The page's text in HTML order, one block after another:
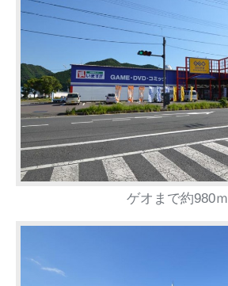
ゲオまで約980ｍ